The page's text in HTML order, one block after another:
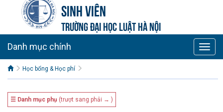
Sinh viên
TRƯỜNG ĐẠI HỌC LUẬT HÀ NỘI
Toggle
Danh mục chính
Học bổng & Học phí
☰ Danh mục phụ (trượt sang phải → )